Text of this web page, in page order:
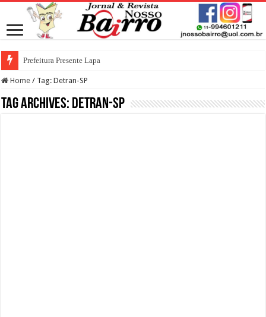
Prefeitura Presente Lapa
Home / Tag:Detran-SP
Tag Archives: Detran-SP